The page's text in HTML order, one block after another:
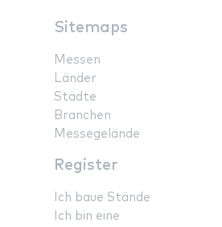
Sitemaps
Messen
Länder
Städte
Branchen
Messegelände
Register
Ich baue Stände
Ich bin eine